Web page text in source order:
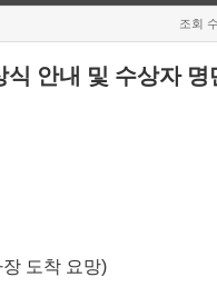
조회
안내 및 수상자 명
도착 요망)